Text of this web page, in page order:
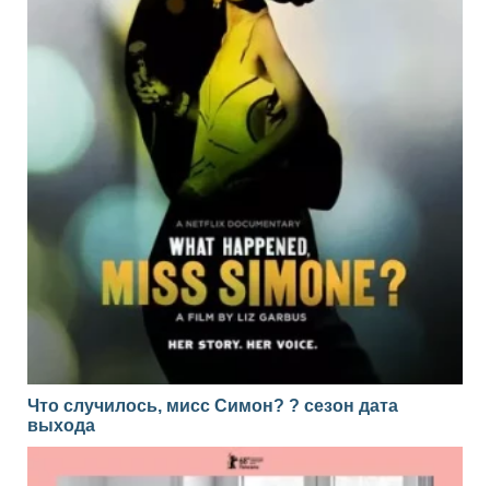
Что случилось, мисс Симон? ? сезон дата
выхода